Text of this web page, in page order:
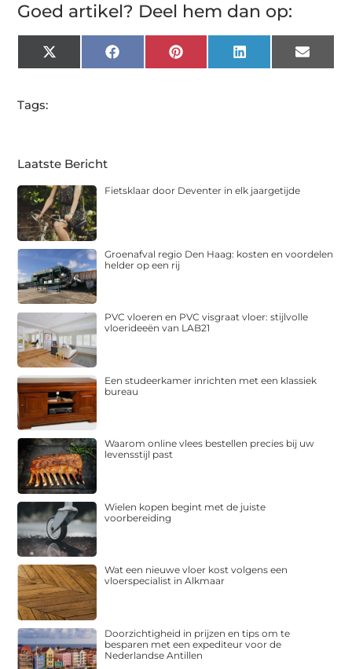
Goed artikel? Deel hem dan op:
X
(Twitter)
FacebookPinterest LinkedIn Email
Tags:
Laatste Bericht
Fietsklaar door Deventer in elk jaargetijde
Groenafval regio Den Haag: kosten en voordelen
helder op een rij
PVC vloeren en PVC visgraat vloer: stijlvolle
vloerideeën van LAB21
Een studeerkamer inrichten met een klassiek
bureau
Waarom online vlees bestellen precies bij uw
levensstijl past
Wielen kopen begint met de juiste
voorbereiding
Wat een nieuwe vloer kost volgens een
vloerspecialist in Alkmaar
Doorzichtigheid in prijzen en tips om te
besparen met een expediteur voor de
Nederlandse Antillen